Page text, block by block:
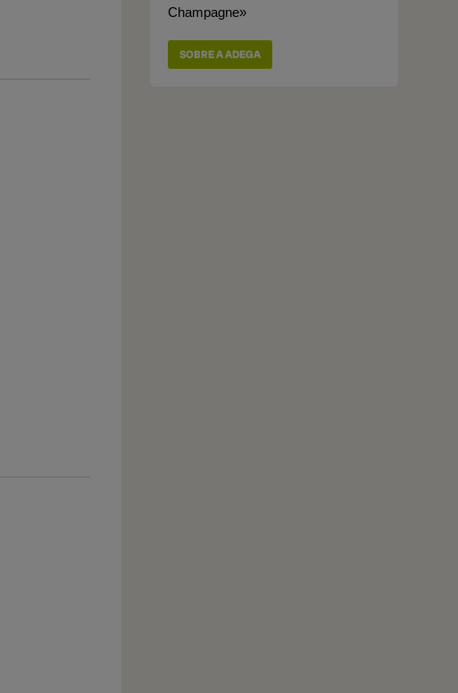
Champagne»
SOBRE A ADEGA